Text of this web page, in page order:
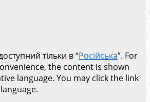
тільки в “Російська”. For
the content is shown
language. You may click the link